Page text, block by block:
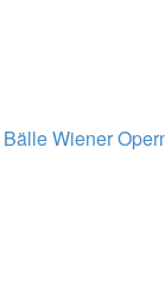
BälleWiener